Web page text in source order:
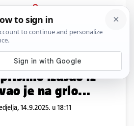
PRIJAVA
Sport Komentari
prisilno izašao iz
je na grlo...
14.9.2025. u 18:11